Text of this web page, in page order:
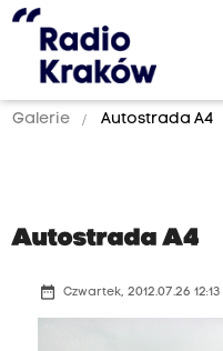
Galerie Autostrada A4
Autostrada A4
date_range Czwartek, 2012.07.26 12:13